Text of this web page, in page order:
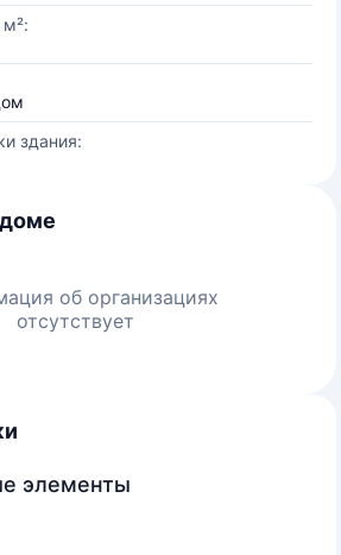
здания:
об организациях
отсутствует
элементы